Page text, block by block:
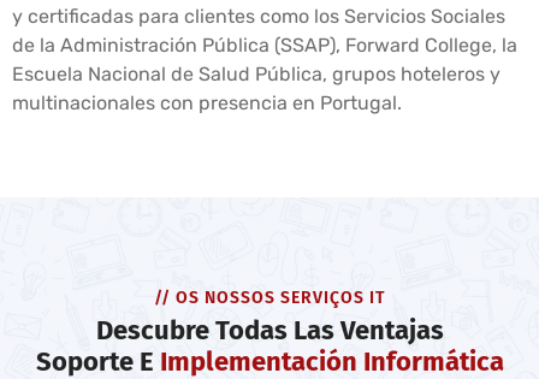
y certificadas para clientes como los Servicios Sociales
de la Administración Pública (SSAP), Forward College, la
Escuela Nacional de Salud Pública, grupos hoteleros y
multinacionales con presencia en Portugal.
// OS NOSSOS SERVIÇOS IT
Descubre Todas Las Ventajas
Soporte E Implementación Informática